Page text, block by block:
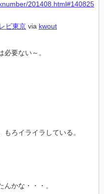
ビ東京 via kwout
要ない～。
ろイライラしている。
かな・・・。